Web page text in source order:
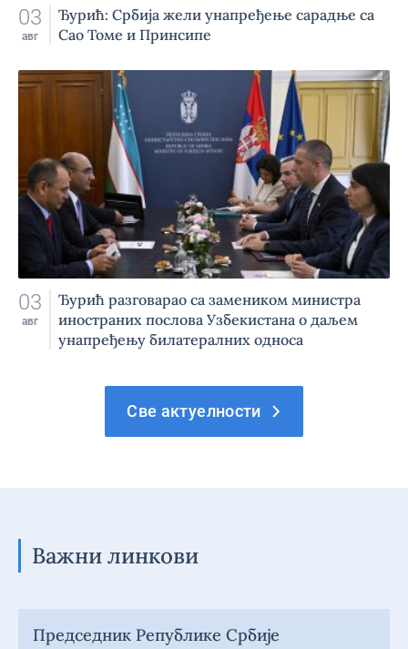
03
авг
Ђурић: Србија жели унапређење сарадње са
Сао Томе и Принсипе
03
авг
Ђурић разговарао са замеником министра
иностраних послова Узбекистана о даљем
унапређењу билатералних односа
Све актуелности
Важни линкови
Председник Републике Србије